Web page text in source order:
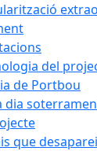
del
de Portbou
dia
que